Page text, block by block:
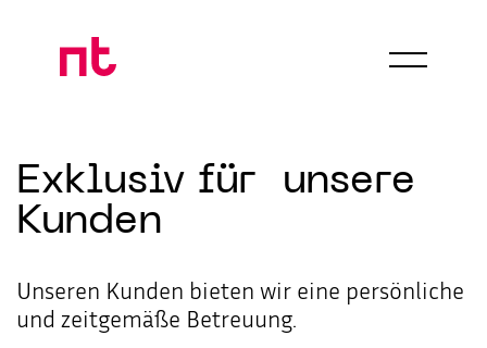
Leistungen
Versicherungen
Versorgungswerk
Services
Exklusiv für
unsere
Kunden
Unseren Kunden bieten wir eine persönliche
und zeitgemäße Betreuung.